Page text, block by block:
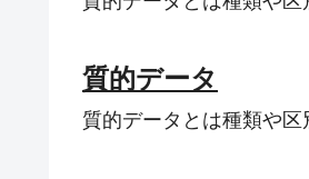
質的データ
質的データとは種類や